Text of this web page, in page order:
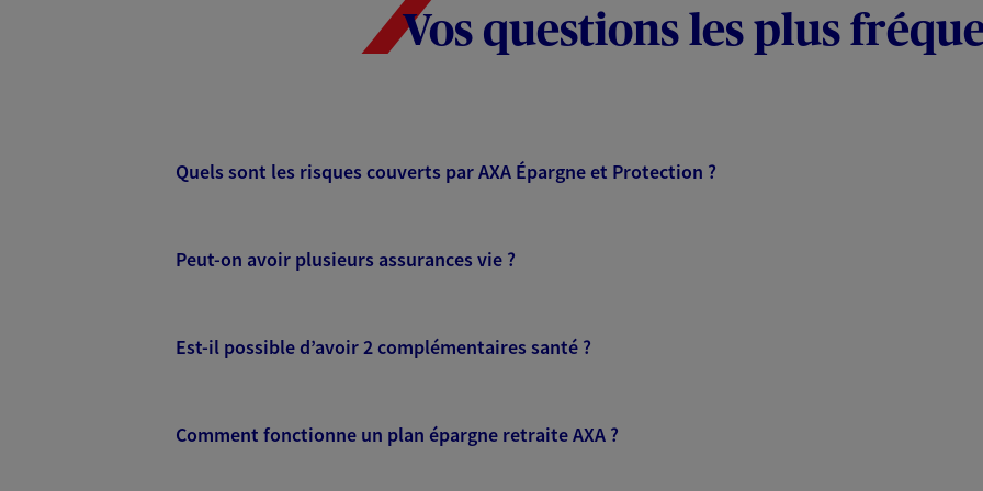
Vos questions les plus
Quels sont les risques couverts par AXA Épargne et Protection ?
Peut-on avoir plusieurs assurances vie ?
Est-il possible d’avoir 2 complémentaires santé ?
Comment fonctionne un plan épargne retraite AXA ?